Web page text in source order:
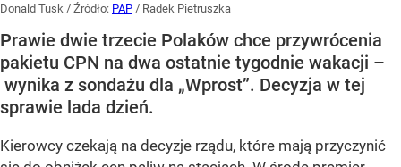
Donald Tusk / Źródło: PAP / Radek Pietruszka
Prawie dwie trzecie Polaków chce przywrócenia
pakietu CPN na dwa ostatnie tygodnie wakacji –
wynika z sondażu dla „Wprost”. Decyzja w tej
sprawie lada dzień.
Kierowcy czekają na decyzje rządu, które mają przyczynić